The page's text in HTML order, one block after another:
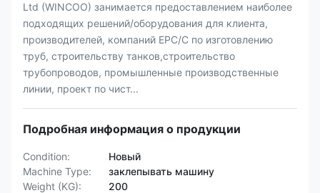
Ltd (WINCOO) занимается предоставлением наиболее
подходящих решений/оборудования для клиента,
производителей, компаний EPC/C по изготовлению
труб, строительству танков,строительство
трубопроводов, промышленные производственные
линии, проект по чист...
Подробная информация о продукции
Condition:
Новый
Machine Type:
заклепывать машину
Weight (KG):
200